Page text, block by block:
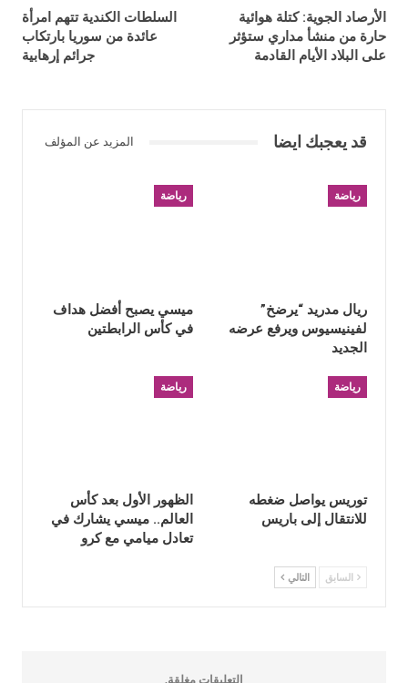
الأرصاد الجوية: كتلة هوائية
حارة من منشأ مداري ستؤثر
على البلاد الأيام القادمة
السلطات الكندية تتهم امرأة
عائدة من سوريا بارتكاب
جرائم إرهابية
قد يعجبك ايضا المزيد عن المؤلف
رياضة
ريال مدريد “يرضخ”
لفينيسيوس ويرفع عرضه
الجديد
رياضة
ميسي يصبح أفضل هداف
في كأس الرابطتين
رياضة
توريس يواصل ضغطه
للانتقال إلى باريس
رياضة
الظهور الأول بعد كأس
العالم.. ميسي يشارك في
تعادل ميامي مع كرو
السابق التالي
التعليقات مغلقة.